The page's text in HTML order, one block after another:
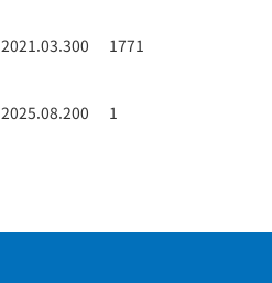
2021.03.300
1771
2025.08.200 1